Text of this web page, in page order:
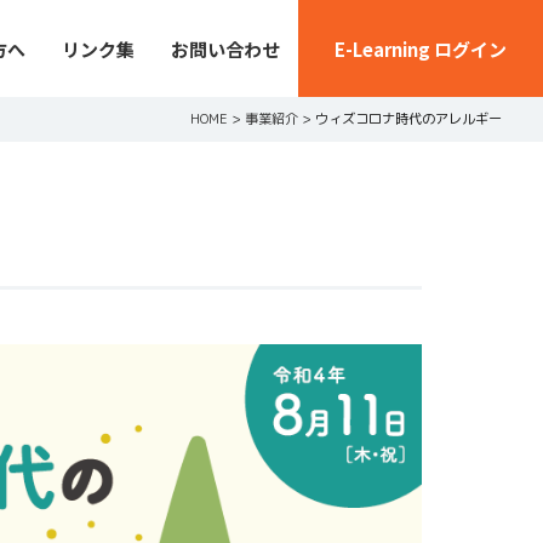
へ リンク集 お問い合わせ E-Learning ログイン
HOME > 事業紹介 > ウィズコロナ時代のアレルギー